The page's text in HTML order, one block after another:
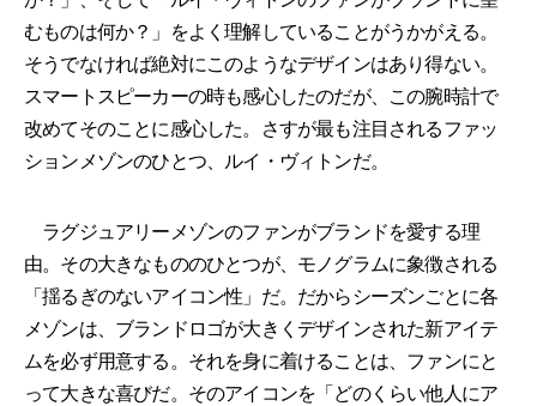
むものは何か？」をよく理解していることがうかがえる。
そうでなければ絶対にこのようなデザインはあり得ない。
スマートスピーカーの時も感心したのだが、この腕時計で
改めてそのことに感心した。さすが最も注目されるファッ
ションメゾンのひとつ、ルイ・ヴィトンだ。
ラグジュアリーメゾンのファンがブランドを愛する理
由。その大きなもののひとつが、モノグラムに象徴される
「揺るぎのないアイコン性」だ。だからシーズンごとに各
メゾンは、ブランドロゴが大きくデザインされた新アイテ
ムを必ず用意する。それを身に着けることは、ファンにと
って大きな喜びだ。そのアイコンを「どのくらい他人にア